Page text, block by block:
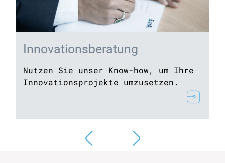
Innovations­beratung
Nutzen Sie unser Know-how, um Ihre
Innovations­projekte umzusetzen.